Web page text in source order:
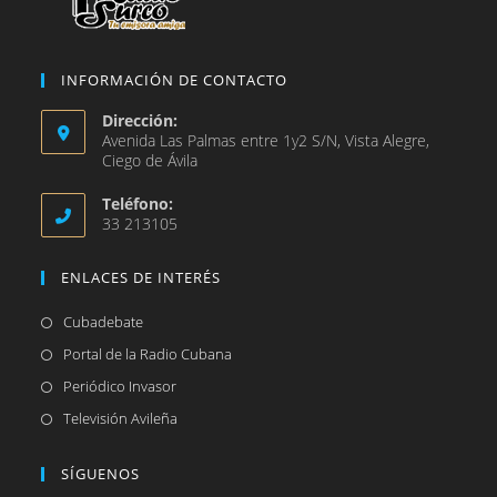
INFORMACIÓN DE CONTACTO
Dirección:
Avenida Las Palmas entre 1y2 S/N, Vista Alegre,
Ciego de Ávila
Teléfono:
33 213105
ENLACES DE INTERÉS
CubadebateSe
abre
Portal de la Radio Cubana
Periódico InvasorSe
abre
Televisión Avileña
SÍGUENOS